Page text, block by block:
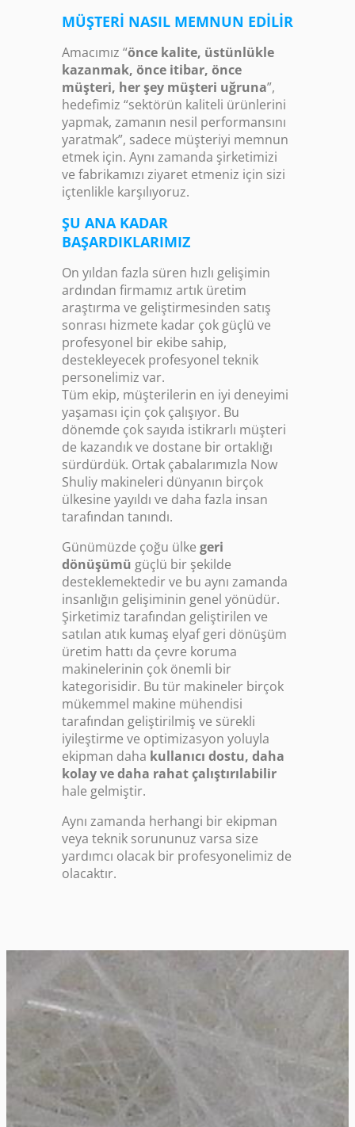
MÜŞTERI NASIL MEMNUN EDILIR
Amacımız “önce kalite, üstünlükle
kazanmak, önce itibar, önce
müşteri, her şey müşteri uğruna”,
hedefimiz “sektörün kaliteli ürünlerini
yapmak, zamanın nesil performansını
yaratmak”, sadece müşteriyi memnun
etmek için. Aynı zamanda şirketimizi
ve fabrikamızı ziyaret etmeniz için sizi
içtenlikle karşılıyoruz.
ŞU ANA KADAR
BAŞARDIKLARIMIZ
On yıldan fazla süren hızlı gelişimin
ardından firmamız artık üretim
araştırma ve geliştirmesinden satış
sonrası hizmete kadar çok güçlü ve
profesyonel bir ekibe sahip,
destekleyecek profesyonel teknik
personelimiz var.
Tüm ekip, müşterilerin en iyi deneyimi
yaşaması için çok çalışıyor. Bu
dönemde çok sayıda istikrarlı müşteri
de kazandık ve dostane bir ortaklığı
sürdürdük. Ortak çabalarımızla Now
Shuliy makineleri dünyanın birçok
ülkesine yayıldı ve daha fazla insan
tarafından tanındı.
Günümüzde çoğu ülke geri
dönüşümü güçlü bir şekilde
desteklemektedir ve bu aynı zamanda
insanlığın gelişiminin genel yönüdür.
Şirketimiz tarafından geliştirilen ve
satılan atık kumaş elyaf geri dönüşüm
üretim hattı da çevre koruma
makinelerinin çok önemli bir
kategorisidir. Bu tür makineler birçok
mükemmel makine mühendisi
tarafından geliştirilmiş ve sürekli
iyileştirme ve optimizasyon yoluyla
ekipman daha kullanıcı dostu, daha
kolay ve daha rahat çalıştırılabilir
hale gelmiştir.
Aynı zamanda herhangi bir ekipman
veya teknik sorununuz varsa size
yardımcı olacak bir profesyonelimiz de
olacaktır.